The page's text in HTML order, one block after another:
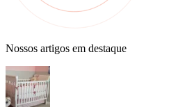
Nossos artigos em destaque